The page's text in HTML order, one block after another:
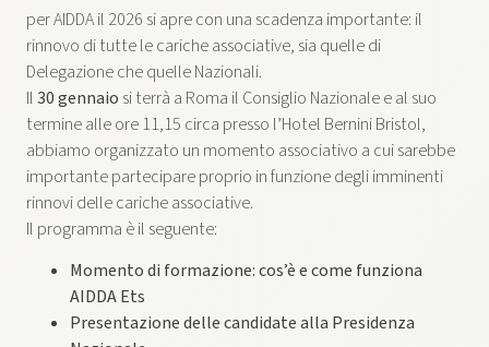
per AIDDA il 2026 si apre con una scadenza importante: il
rinnovo di tutte le cariche associative, sia quelle di
Delegazione che quelle Nazionali.
Il30 gennaio si terrà a Roma il Consiglio Nazionale e al suo
termine alle ore 11,15 circa presso l’Hotel Bernini Bristol,
abbiamo organizzato un momento associativo a cui sarebbe
importante partecipare proprio in funzione degli imminenti
rinnovi delle cariche associative.
Il programma è il seguente:
Momento di formazione: cos’è e come funziona
AIDDA Ets
Presentazione delle candidate alla Presidenza